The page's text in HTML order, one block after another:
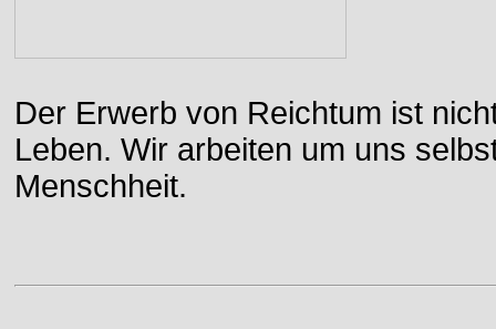
Der Erwerb von Reichtum ist
Leben. Wir arbeiten um uns
Menschheit.